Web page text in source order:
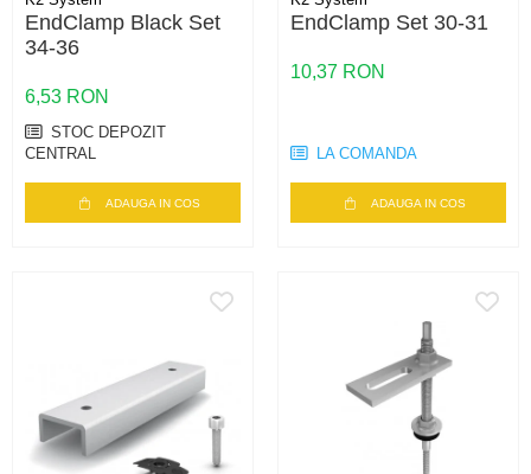
EndClamp Black Set
34-36
6,53 RON
STOC DEPOZIT
CENTRAL
ADAUGA IN COS
EndClamp Set 30-31
10,37 RON
LA COMANDA
ADAUGA IN COS